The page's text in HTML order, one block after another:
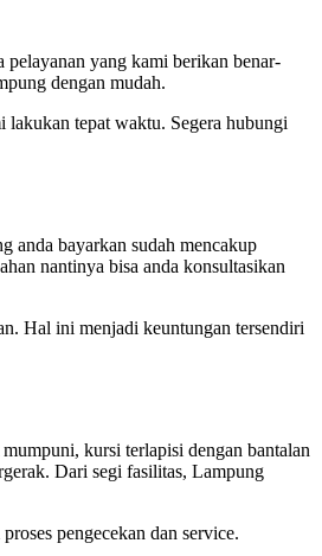
yang kami berikan benar-
dengan mudah.
tepat waktu. Segera hubungi
anda bayarkan sudah mencakup
nantinya bisa anda konsultasikan
Hal ini menjadi keuntungan tersendiri
kursi terlapisi dengan bantalan
Dari segi fasilitas, Lampung
pengecekan dan service.